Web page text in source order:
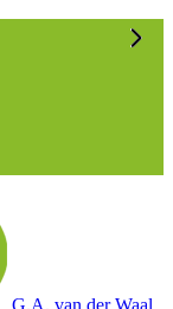
G.A. van der Waal